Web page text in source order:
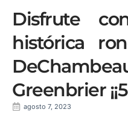
Disfrute
histórica
Greenbrier
agosto 7, 2023